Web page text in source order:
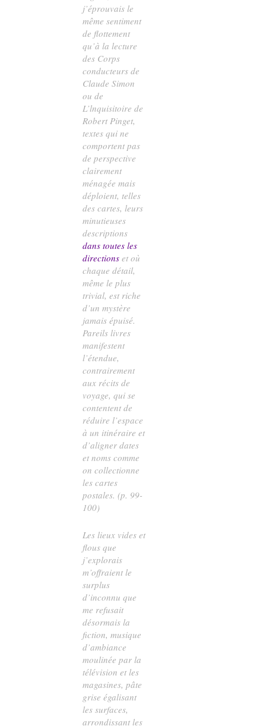
j’éprouvais le
même sentiment
de flottement
qu’à la lecture
des Corps
conducteurs de
Claude Simon
ou de
L’lnquisitoire de
Robert Pinget,
textes qui ne
comportent pas
de perspective
clairement
ménagée mais
déploient, telles
des cartes, leurs
minutieuses
descriptions
dans toutes les
directions et où
chaque détail,
même le plus
trivial, est riche
d’un mystère
jamais épuisé.
Pareils livres
manifestent
l’étendue,
contrairement
aux récits de
voyage, qui se
contentent de
réduire l’espace
à un itinéraire et
d’aligner dates
et noms comme
on collectionne
les cartes
postales. (p. 99-
100)
Les lieux vides et
flous que
j’explorais
m’offraient le
surplus
d’inconnu que
me refusait
désormais la
fiction, musique
d’ambiance
moulinée par la
télévision et les
magasines, pâte
grise égalisant
les surfaces,
arrondissant les